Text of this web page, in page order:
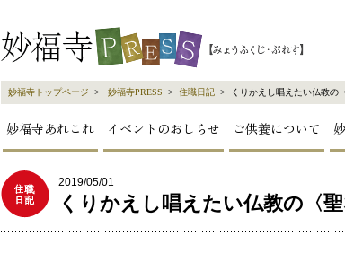
妙福寺トップページ > 妙福寺PRESS > 住職日記 > くりかえし唱えたい仏教の
妙福寺あれこれ イベントのおしらせ ご供養について
2019/05/01
くりかえし唱えたい仏教の〈聖